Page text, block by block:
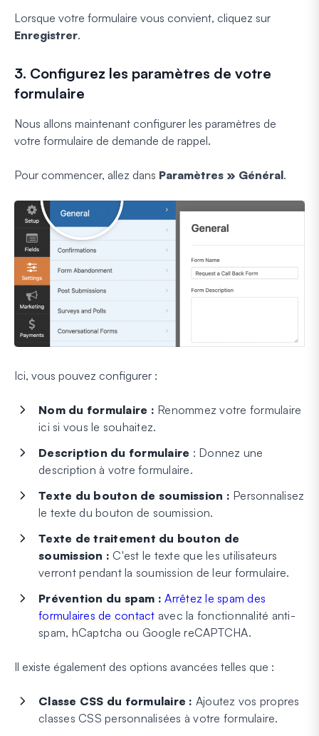
Lorsque votre formulaire vous convient, cliquez sur
Enregistrer.
3. Configurez les paramètres de votre
formulaire
Nous allons maintenant configurer les paramètres de
votre formulaire de demande de rappel.
Pour commencer, allez dans Paramètres » Général.
Ici, vous pouvez configurer :
Nom du formulaire : Renommez votre formulaire
ici si vous le souhaitez.
Description du formulaire : Donnez une
description à votre formulaire.
Texte du bouton de soumission : Personnalisez
le texte du bouton de soumission.
Texte de traitement du bouton de
soumission : C'est le texte que les utilisateurs
verront pendant la soumission de leur formulaire.
Prévention du spam : Arrêtez le spam des
formulaires de contact avec la fonctionnalité anti-
spam, hCaptcha ou Google reCAPTCHA.
Il existe également des options avancées telles que :
Classe CSS du formulaire : Ajoutez vos propres
classes CSS personnalisées à votre formulaire.